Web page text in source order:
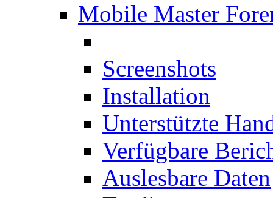
Mobile Master
Screenshots
Installation
Unterstützte
Verfügbare
Auslesbare Daten